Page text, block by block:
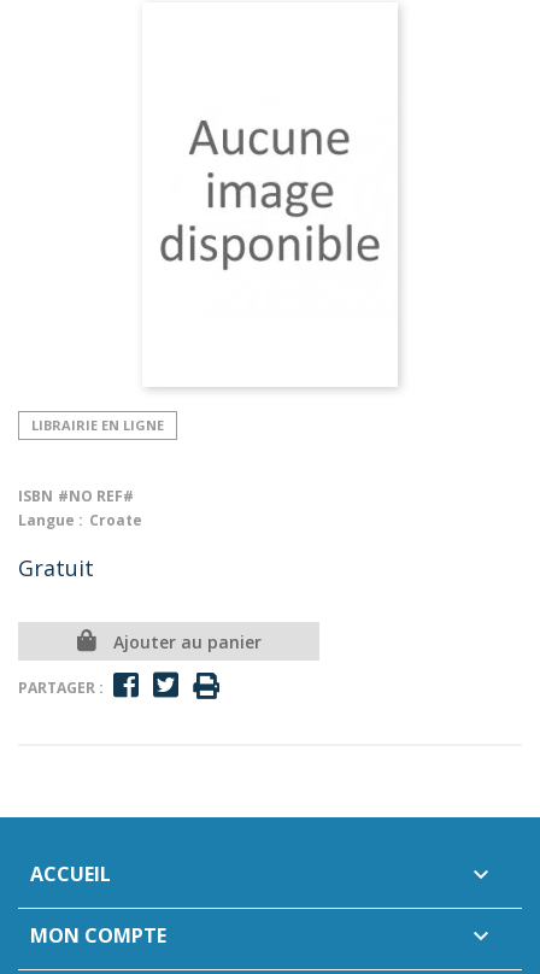
LIBRAIRIE EN LIGNE
ISBN #NO REF#
Langue : Croate
Gratuit
Ajouter au panier
PARTAGER :
ACCUEIL 
MON COMPTE 